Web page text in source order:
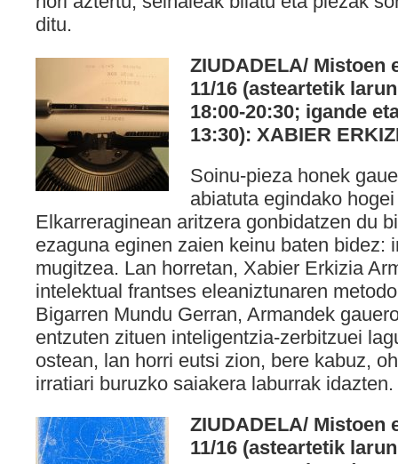
ditu.
ZIUDADELA/ Mistoen
11/16 (asteartetik
18:00-20:30; igande
13:30): XABIER
Soinu-pieza honek
abiatuta egindako
Elkarreraginean aritzera gonbidatzen du
ezaguna eginen zaien keinu baten bidez:
mugitzea. Lan horretan, Xabier Erkizia
intelektual frantses eleaniztunaren
Bigarren Mundu Gerran, Armandek
entzuten zituen inteligentzia-zerbitzuei
ostean, lan horri eutsi zion, bere kabuz,
irratiari buruzko saiakera laburrak idazten.
ZIUDADELA/ Mistoen
11/16 (asteartetik